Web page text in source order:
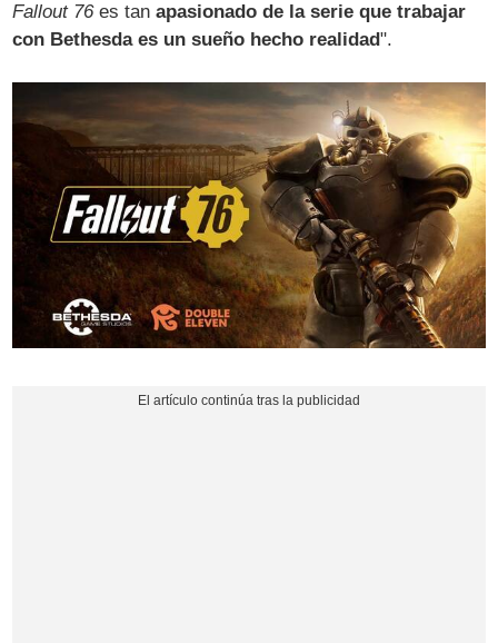
Fallout 76es tanapasionado de la serie que trabajar
con Bethesda es un sueño hecho realidad".